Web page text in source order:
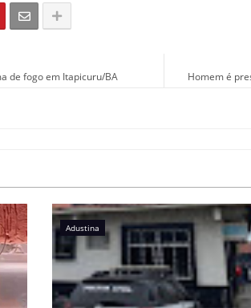
Homem é
de fogo em Itapicuru/BA
Adustina